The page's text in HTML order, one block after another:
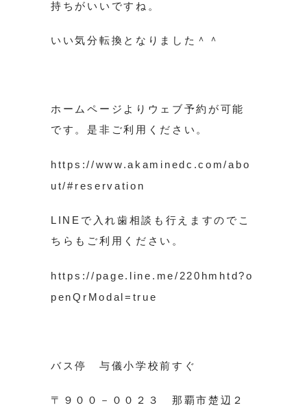
持ちがいいですね。
いい気分転換となりました＾＾
ホームページよりウェブ予約が可能
です。是非ご利用ください。
https://www.akaminedc.com/abo
ut/#reservation
LINEで入れ歯相談も行えますのでこ
ちらもご利用ください。
https://page.line.me/220hmhtd?o
penQrModal=true
バス停 与儀小学校前すぐ
〒９００－００２３ 那覇市楚辺２